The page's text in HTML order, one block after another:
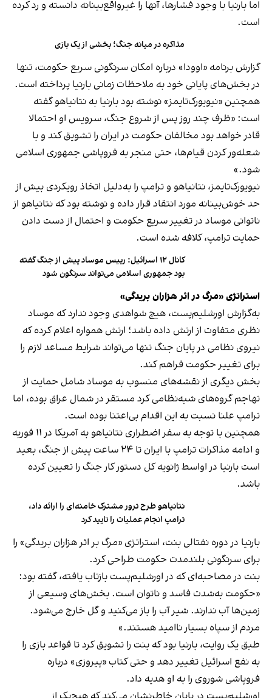
اما بارنیا با وجود فشارها، آنها را غیرواقع‌بینانه دانسته و رد کرده
است.
مذاکره در میانه جنگ؛ بخشی از یک بازی
گزارش برنامه «اوودا» درباره امکان سرنگونی سریع حکومت، تنها
در بخش‌های پایانی خود به ملاحظات زمانی بارنیا پرداخته است.
همچنین «نیویورک‌تایمز» نوشته بود بارنیا به نتانیاهو گفته
است: «ظرف چند روز پس از شروع جنگ، سرویس او احتمالا
قادر خواهد بود مخالفان حکومت در ایران را تشویق کند و با
شعله‌ور کردن قیام‌ها، حتی منجر به فروپاشی جمهوری اسلامی
شود.»
نیویورک‌تایمز، نتانیاهو و ترامپ را به‌دلیل اتخاذ رویکردی بیش از
حد خوش‌بینانه مورد انتقاد قرار داده و نوشته بود که نتانیاهو از
ناتوانی موساد در تغییر سریع حکومت و احتمال از دست دادن
حمایت ترامپ، کلافه شده است.
کانال ۱۲ اسرائیل: رییس موساد پیش از جنگ گفته
بود جمهوری اسلامی می‌تواند سرنگون شود
استراتژی «مرگ در اثر هزاران بریدگی»
به‌گزارش اورشلیم‌پست، هیچ شواهدی وجود ندارد که موساد
نظری متفاوت از ارتش داده باشد؛ ارتش همواره اعلام کرده که
نیروی نظامی در پایان جنگ تنها می‌تواند شرایط مساعد لازم را
برای تغییر حکومت فراهم کند.
بخش دیگری از نقشه‌های منسوب به موساد شامل حمایت از
تهاجم گروه‌های شبه‌نظامی کرد مستقر در شمال عراق بوده، اما
ترامپ علنا نسبت به این اقدام بی‌اعتنا بوده است.
همچنین با توجه به سفر اضطراری نتانیاهو به آمریکا در ۱۱ فوریه
و ادامه مذاکرات ترامپ با ایران تا ۲۴ ساعت پیش از جنگ، بعید
است بارنیا در اواسط ژانویه کل دستور کار جنگ را تعیین کرده
باشد.
نتانیاهو طرح ترور مشترک خامنه‌ای را ارائه داد،
ترامپ انجام عملیات را تایید کرد
بارنیا در دوره نفتالی بنت، استراتژی «مرگ بر اثر هزاران بریدگی» را
برای سرنگونی بلندمدت حکومت طراحی کرد.
بنت در مصاحبه‌ای که در اورشلیم‌پست بازتاب یافته، گفته بود:
«حکومت به‌شدت فاسد و ناتوان است. بخش‌های وسیعی از
زمین‌ها آب ندارند. شیر آب را باز می‌کنید و گل خارج می‌شود.
مردم از سپاه بسیار ناامید هستند.»
طبق یک روایت، بارنیا بود که بنت را تشویق کرد تا قواعد بازی را
به نفع اسرائیل تغییر دهد و حتی کتاب «پیروزی» درباره
فروپاشی شوروی را به او هدیه داد.